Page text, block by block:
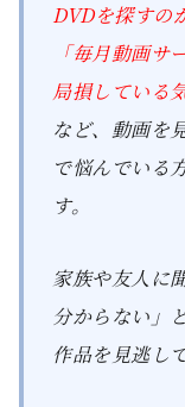
DVDを探すの
「毎月動画
局損している
など、動画を
で悩んでいる
す。
家族や友人に
分からない」
作品を見逃し